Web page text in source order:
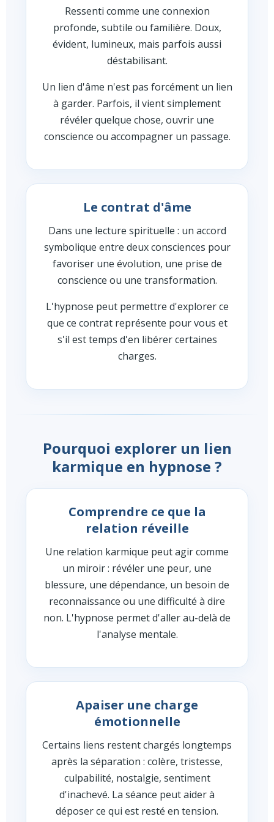
Ressenti comme une connexion
profonde, subtile ou familière. Doux,
évident, lumineux, mais parfois aussi
déstabilisant.
Un lien d'âme n'est pas forcément un lien
à garder. Parfois, il vient simplement
révéler quelque chose, ouvrir une
conscience ou accompagner un passage.
Le contrat d'âme
Dans une lecture spirituelle : un accord
symbolique entre deux consciences pour
favoriser une évolution, une prise de
conscience ou une transformation.
L'hypnose peut permettre d'explorer ce
que ce contrat représente pour vous et
s'il est temps d'en libérer certaines
charges.
Pourquoi explorer un lien
karmique en hypnose ?
Comprendre ce que la
relation réveille
Une relation karmique peut agir comme
un miroir : révéler une peur, une
blessure, une dépendance, un besoin de
reconnaissance ou une difficulté à dire
non. L'hypnose permet d'aller au-delà de
l'analyse mentale.
Apaiser une charge
émotionnelle
Certains liens restent chargés longtemps
après la séparation : colère, tristesse,
culpabilité, nostalgie, sentiment
d'inachevé. La séance peut aider à
déposer ce qui est resté en tension.